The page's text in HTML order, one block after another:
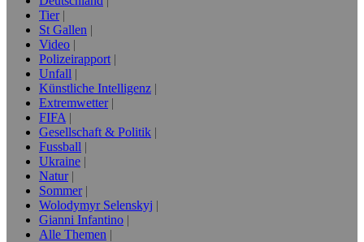
Tier
St Gallen
Video
Polizeirapport
Unfall
Künstliche Intelligenz
Extremwetter
FIFA
Gesellschaft & Politik
Fussball
Ukraine
Natur
Sommer
Wolodymyr Selenskyj
Gianni Infantino
Alle Themen